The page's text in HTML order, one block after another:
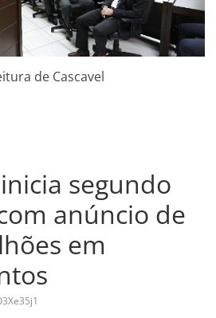
de Cascavel
segundo
anúncio de
em